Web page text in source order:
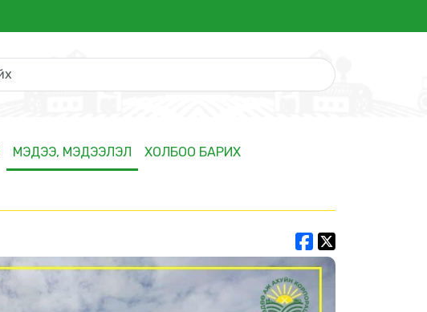
МЭДЭЭ, МЭДЭЭЛЭЛ ХОЛБОО БАРИХ